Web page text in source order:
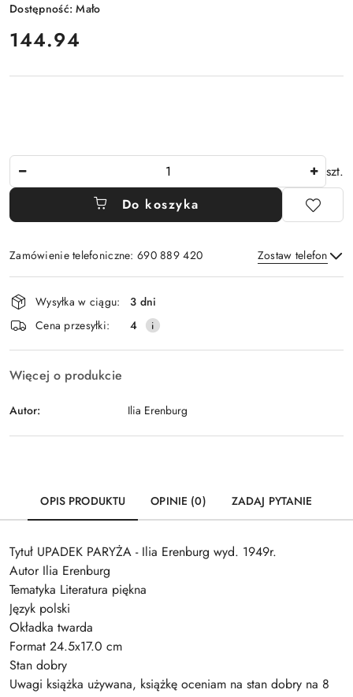
Dostępność:Mało
cena:
144.94
szt.
Do koszyka
Zamówienie telefoniczne: 690 889 420 Zostaw telefon
Wyślij
Dostępność
i
dostawa
Wysyłka w ciągu:
3 dni
Cena przesyłki:
4
Więcej o produkcie
Autor: Ilia Erenburg
OPIS PRODUKTU OPINIE (0) ZADAJ PYTANIE
Tytuł UPADEK PARYŻA - Ilia Erenburg wyd. 1949r.
Autor Ilia Erenburg
Tematyka Literatura piękna
Język polski
Okładka twarda
Format 24.5x17.0 cm
Stan dobry
Uwagi książka używana, książkę oceniam na stan dobry na 8